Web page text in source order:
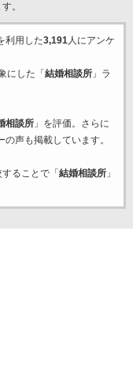
。
利用した3,191人にアンケ
にした「 結婚相談所」ラ
相談所」を評価。さらに
声も掲載しています。
ることで「 結婚相談所」